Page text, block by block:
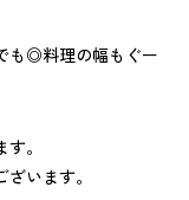
も◎料理の幅もぐー
。
います。